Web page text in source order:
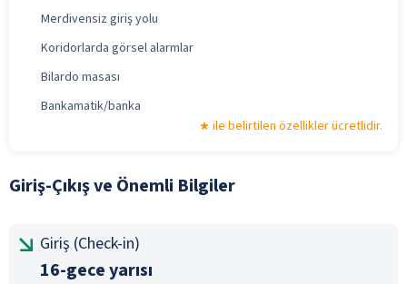
Merdivensiz giriş yolu
Koridorlarda görsel alarmlar
Bilardo masası
Bankamatik/banka
ile belirtilen özellikler ücretlidir.
Giriş-Çıkış ve Önemli Bilgiler
Giriş (Check-in)
16-gece yarısı